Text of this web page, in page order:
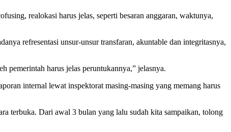
realokasi harus jelas, seperti besaran anggaran, waktunya,
refresentasi unsur-unsur transfaran, akuntable dan integritasnya,
pemerintah harus jelas peruntukannya,” jelasnya.
internal lewat inspektorat masing-masing yang memang harus
terbuka. Dari awal 3 bulan yang lalu sudah kita sampaikan, tolong